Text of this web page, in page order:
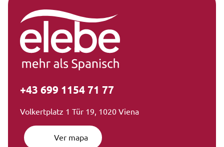
+43 699 1154 71 77
Volkertplatz 1 Tür 19, 1020 Viena
Ver mapa